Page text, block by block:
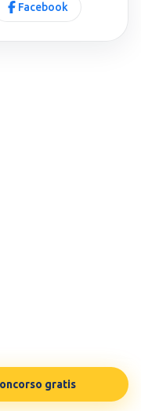
gratis
Facebook